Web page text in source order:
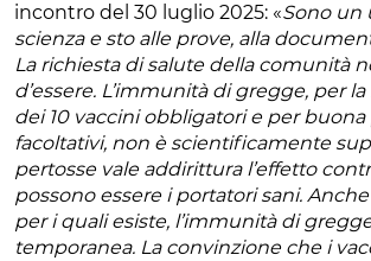
incontro del 30 luglio 2025: «Sono un
scienza e sto alle prove, alla
La richiesta di salute della comunità
d’essere. L’immunità di gregge, per
dei 10 vaccini obbligatori e per
facoltativi, non è scientificamente
pertosse vale addirittura l’effetto
possono essere i portatori sani.
per i quali esiste, l’immunità di
temporanea. La convinzione che i